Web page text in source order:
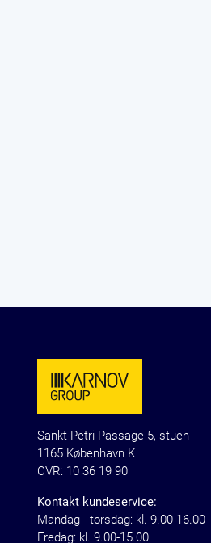
Sankt Petri Passage 5, stuen
1165 København K
CVR: 10 36 19 90
Kontakt kundeservice:
Mandag - torsdag: kl. 9.00-16.00
Fredag: kl. 9.00-15.00